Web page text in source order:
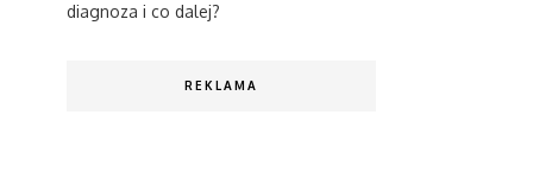
diagnoza i co dalej?
REKLAMA